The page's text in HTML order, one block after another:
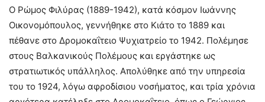
Ο Ρώμος Φιλύρας (1889-1942), κατά κόσμον Ιωάννης
Οικονομόπουλος, γεννήθηκε στο Κιάτο το 1889 και
πέθανε στο Δρομοκαΐτειο Ψυχιατρείο το 1942. Πολέμησε
στους Βαλκανικούς Πολέμους και εργάστηκε ως
στρατιωτικός υπάλληλος. Απολύθηκε από την υπηρεσία
του το 1924, λόγω αφροδίσιου νοσήματος, και τρία χρόνια